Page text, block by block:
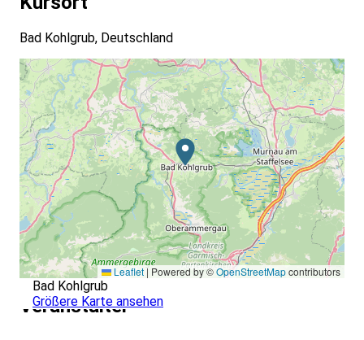
Bad Kohlgrub, Deutschland
Leaflet| Powered by ©OpenStreetMapcontributors
Bad Kohlgrub
Größere Karte ansehen
Veranstalter